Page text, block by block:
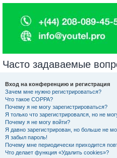
Часто задаваемые
Вход на конференцию и регистрация
Зачем мне нужно регистрироваться?
Что такое COPPA?
Почему я не могу зарегистрироваться?
Я только что зарегистрировался, но не
Почему я не могу войти?
Я давно зарегистрирован, но больше не
Я забыл пароль!
Почему мне периодически приходится
Что делает функция «Удалить cookies»?